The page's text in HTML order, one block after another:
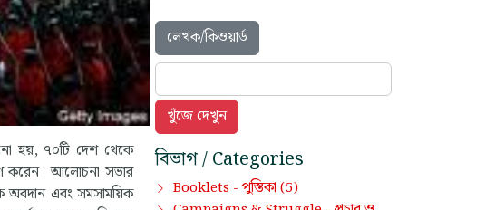
হয়, ৭০টি দেশ থেকে
করেন। আলোচনা সভার
অবদান এবং সমসাময়িক
লেখক/কিওয়ার্ড
বিভাগ / Categories
Booklets - পুস্তিকা (5)